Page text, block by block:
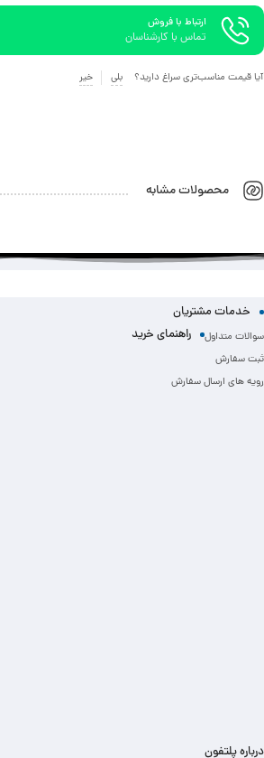
ارتباط با فروش
تماس با کارشناسان
آیا قیمت مناسب‌تری سراغ دارید؟ بلی خیر
محصولات مشابه
خدمات مشتریان
سوالات متداول راهنمای خرید
ثبت سفارش
رویه های ارسال سفارش
درباره پلتفون